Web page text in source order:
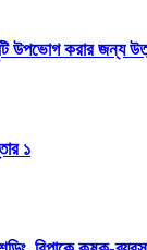
উপভোগ করার জন্য
১